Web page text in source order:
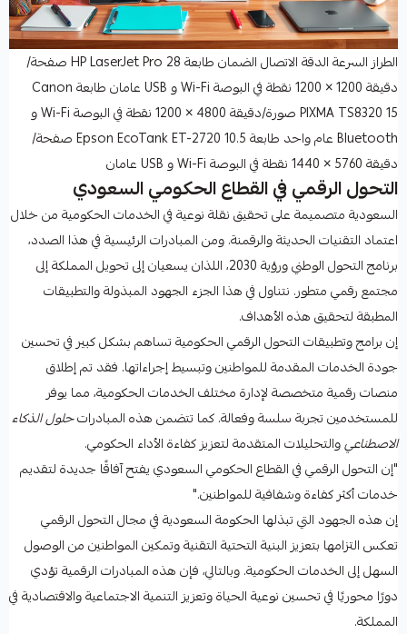
الطراز السرعة الدقة الاتصال الضمان طابعة HP LaserJet Pro 28 صفحة/
دقيقة 1200 × 1200 نقطة في البوصة Wi-Fi و USB عامان طابعة Canon
PIXMA TS8320 15 صورة/دقيقة 4800 × 1200 نقطة في البوصة Wi-Fi و
Bluetooth عام واحد طابعة Epson EcoTank ET-2720 10.5 صفحة/
دقيقة 5760 × 1440 نقطة في البوصة Wi-Fi و USB عامان
التحول الرقمي في القطاع الحكومي السعودي
السعودية متصميمة على تحقيق نقلة نوعية في الخدمات الحكومية من خلال
اعتماد التقنيات الحديثة والرقمنة. ومن المبادرات الرئيسية في هذا الصدد،
برنامج التحول الوطني ورؤية 2030، اللذان يسعيان إلى تحويل المملكة إلى
مجتمع رقمي متطور. نتناول في هذا الجزء الجهود المبذولة والتطبيقات
المطبقة لتحقيق هذه الأهداف.
إن برامج وتطبيقات التحول الرقمي الحكومية تساهم بشكل كبير في تحسين
جودة الخدمات المقدمة للمواطنين وتبسيط إجراءاتها. فقد تم إطلاق
منصات رقمية متخصصة لإدارة مختلف الخدمات الحكومية، مما يوفر
للمستخدمين تجربة سلسة وفعالة. كما تتضمن هذه المبادراتحلول الذكاء
الاصطناعيوالتحليلات المتقدمة لتعزيز كفاءة الأداء الحكومي.
"إن التحول الرقمي في القطاع الحكومي السعودي يفتح آفاقًا جديدة لتقديم
خدمات أكثر كفاءة وشفافية للمواطنين."
إن هذه الجهود التي تبذلها الحكومة السعودية في مجال التحول الرقمي
تعكس التزامها بتعزيز البنية التحتية التقنية وتمكين المواطنين من الوصول
السهل إلى الخدمات الحكومية. وبالتالي، فإن هذه المبادرات الرقمية تؤدي
دورًا محوريًا في تحسين نوعية الحياة وتعزيز التنمية الاجتماعية والاقتصادية في
المملكة.